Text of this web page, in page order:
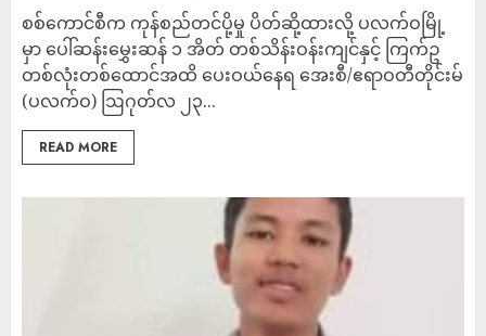
စစ်ကောင်စီက ကုန်စည်တင်ပို့မှု ပိတ်ဆို့ထားလို့ ပလက်ဝမြို့
မှာ ပေါ်ဆန်းမွှေးဆန် ၁ အိတ် တစ်သိန်းဝန်းကျင်နှင့် ကြက်ဥ
တစ်လုံးတစ်ထောင်အထိ ပေးဝယ်နေရ အေးစီ/ဧရာဝတီတိုင်းမ်
(ပလက်ဝ) ဩဂုတ်လ ၂၃...
READ MORE